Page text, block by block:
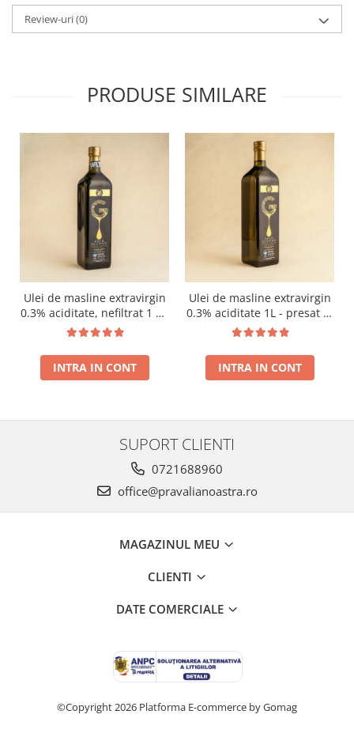
Review-uri(0)
PRODUSE SIMILARE
Ulei de masline extravirgin
0.3% aciditate, nefiltrat 1 L -
presat la rece RECOLTA
INTRA IN CONT
Ulei de masline extravirgin
0.3% aciditate 1L - presat la
rece RECOLTA NOUA
INTRA IN CONT
SUPORT CLIENTI
0721688960
office@pravalianoastra.ro
MAGAZINUL MEU
CLIENTI
DATE COMERCIALE
©Copyright 2026 Platforma E-commerce by Gomag